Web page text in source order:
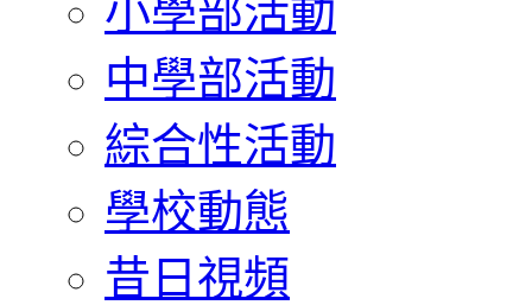
小學部活動
中學部活動
綜合性活動
學校動態
昔日視頻